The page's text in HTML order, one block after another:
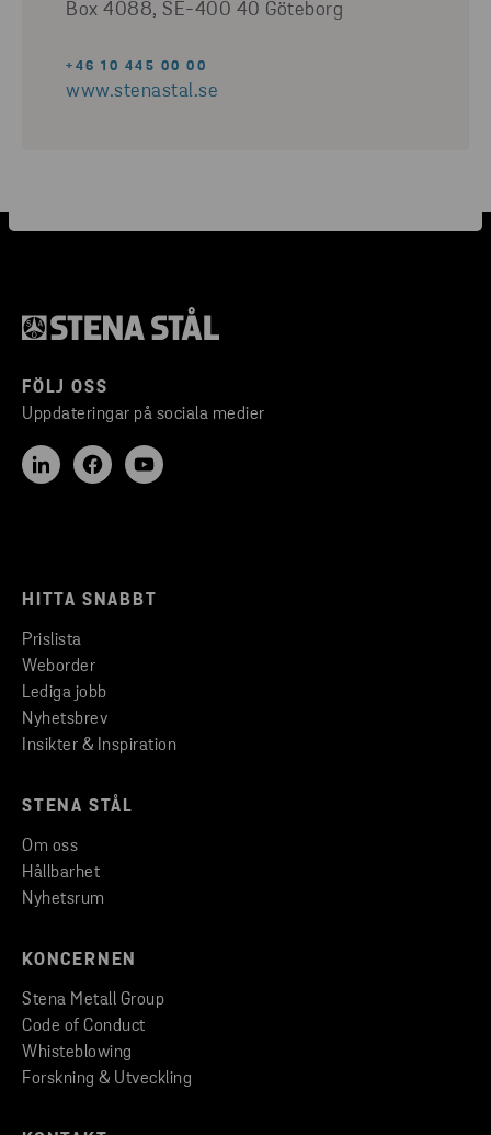
Box 4088, SE-400 40 Göteborg
+46 10 445 00 00
www.stenastal.se
FÖLJ OSS
Uppdateringar på sociala medier
HITTA SNABBT
Prislista
Weborder
Lediga jobb
Nyhetsbrev
Insikter & Inspiration
STENA STÅL
Om oss
Hållbarhet
Nyhetsrum
KONCERNEN
Stena Metall Group
Code of Conduct
Whisteblowing
Forskning & Utveckling